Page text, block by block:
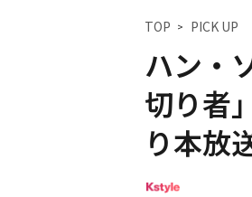
TOP PICK UP
ハン・
切り者
り本放